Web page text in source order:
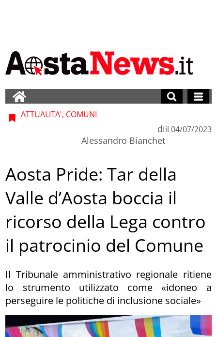
ATTUALITA', COMUNI
di
Alessandro Bianchet
il 04/07/2023
Aosta Pride: Tar della
Valle d’Aosta boccia il
ricorso della Lega contro
il patrocinio del Comune
Il Tribunale amministrativo regionale ritiene
lo strumento utilizzato come «idoneo a
perseguire le politiche di inclusione sociale»